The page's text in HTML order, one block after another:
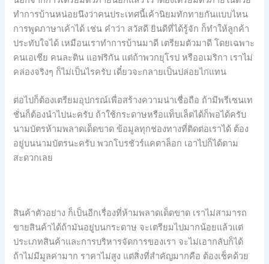
ทำการบ้านหน่อยนึงว่าคนประเทศนี้เค้านิยมทักทายกันแบบไหน
การพูดภาษาเค้าได้ เช่น คำว่า สวัสดี ยินดีที่ได้รู้จัก ก็ทำให้ลูกค้า
ประทับใจได้ เหมือนเราทำการบ้านมาดี เตรียมตัวมาดี โดยเฉพาะ
คนเอเชีย คนละติน แอฟริกัน แต่ถ้าพวกยุโรป หรืออเมริกา เราไม่
คล่องจริงๆ ก็ไม่เป็นไรครับ เดี๋ยวจะกลายเป็นปล่อยไก่แทน
ต่อไปก็ต้องเตรียมอุปกรณ์เพื่อสร้างความน่าเชื่อถือ ถ้ามีพรีเซนเท
ชั่นก็ต้องนำไปนะครับ ถ้าใช้กระดาษหรือแท็บเล็ตได้ก็พอได้ครับ
นามบัตรห้ามพลาดเด็ดขาด ข้อมูลทุกช่องทางที่ติดต่อเราได้ ต้อง
อยู่บนนามบัตรนะครับ พวกโบรชัวร์แคตาล็อก เอาไปก็ได้ตาม
สะดวกเลย
สินค้าตัวอย่าง ก็เป็นอีกเรื่องที่ห้ามพลาดเด็ดขาด เราไม่สามารถ
ขายสินค้าได้ถ้ามันอยู่บนกระดาษ จะเตรียมไปมากน้อยแล้วแต่
ประเภทสินค้าและการบริหารจัดการของเรา จะไม่เอากลับก็ได้
ถ้าไม่มีมูลค่ามาก ราคาไม่สูง แต่สิ่งที่สำคัญมากคือ ต้องเช็คด้วย